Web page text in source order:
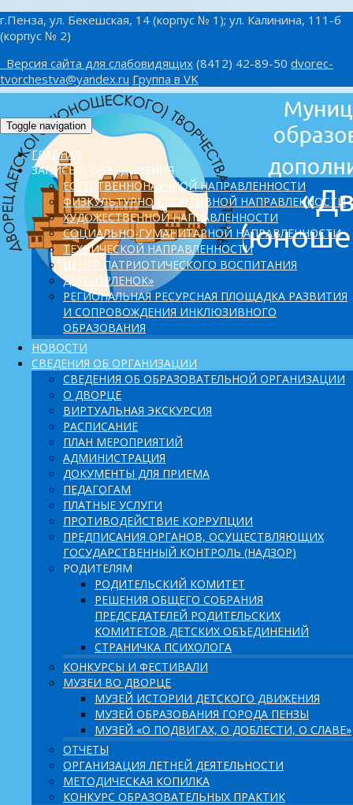
г.Пенза, ул. Бекешская, 14 (корпус № 1); ул. Калинина, 111-б
(корпус № 2)
Версия сайта для слабовидящих (8412) 42-89-50 dvorec-
tvorchestva@yandex.ru Группа в VK
Toggle navigation
ГЛАВНАЯ
ЗАПИСЬ В ОБЪЕДИНЕНИЯ
ЕСТЕСТВЕННОНАУЧНОЙ НАПРАВЛЕННОСТИ
ФИЗКУЛЬТУРНО-СПОРТИВНОЙ НАПРАВЛЕННОСТИ
ХУДОЖЕСТВЕННОЙ НАПРАВЛЕННОСТИ
СОЦИАЛЬНО-ГУМАНИТАРНОЙ НАПРАВЛЕННОСТИ
ТЕХНИЧЕСКОЙ НАПРАВЛЕННОСТИ
ЦЕНТР ПАТРИОТИЧЕСКОГО ВОСПИТАНИЯ
ДОЛ «ОРЛЕНОК»
PЕГИОНАЛЬНАЯ РЕСУРСНАЯ ПЛОЩАДКА РАЗВИТИЯ
И СОПРОВОЖДЕНИЯ ИНКЛЮЗИВНОГО
ОБРАЗОВАНИЯ
НОВОСТИ
СВЕДЕНИЯ ОБ ОРГАНИЗАЦИИ
СВЕДЕНИЯ ОБ ОБРАЗОВАТЕЛЬНОЙ ОРГАНИЗАЦИИ
О ДВОРЦЕ
ВИРТУАЛЬНАЯ ЭКСКУРСИЯ
РАСПИСАНИЕ
ПЛАН МЕРОПРИЯТИЙ
АДМИНИСТРАЦИЯ
ДОКУМЕНТЫ ДЛЯ ПРИЕМА
ПЕДАГОГАМ
ПЛАТНЫЕ УСЛУГИ
ПРОТИВОДЕЙСТВИЕ КОРРУПЦИИ
ПРЕДПИСАНИЯ ОРГАНОВ, ОСУЩЕСТВЛЯЮЩИХ
ГОСУДАРСТВЕННЫЙ КОНТРОЛЬ (НАДЗОР)
РОДИТЕЛЯМ
РОДИТЕЛЬСКИЙ КОМИТЕТ
РЕШЕНИЯ ОБЩЕГО СОБРАНИЯ
ПРЕДСЕДАТЕЛЕЙ РОДИТЕЛЬСКИХ
КОМИТЕТОВ ДЕТСКИХ ОБЪЕДИНЕНИЙ
СТРАНИЧКА ПСИХОЛОГА
КОНКУРСЫ И ФЕСТИВАЛИ
МУЗЕИ ВО ДВОРЦЕ
МУЗЕЙ ИСТОРИИ ДЕТСКОГО ДВИЖЕНИЯ
МУЗЕЙ ОБРАЗОВАНИЯ ГОРОДА ПЕНЗЫ
МУЗЕЙ «О ПОДВИГАХ, О ДОБЛЕСТИ, О СЛАВЕ»
ОТЧЕТЫ
ОРГАНИЗАЦИЯ ЛЕТНЕЙ ДЕЯТЕЛЬНОСТИ
МЕТОДИЧЕСКАЯ КОПИЛКА
КОНКУРС ОБРАЗОВАТЕЛЬНЫХ ПРАКТИК